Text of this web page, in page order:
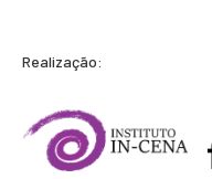
Realização: